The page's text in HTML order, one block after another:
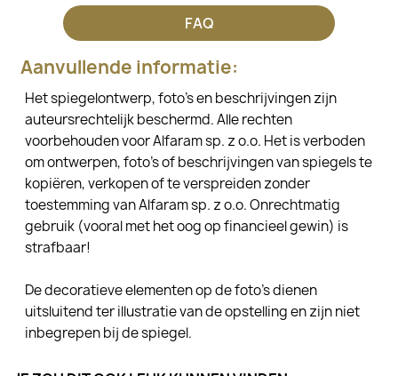
FAQ
Aanvullende informatie:
Het spiegelontwerp, foto's en beschrijvingen zijn
auteursrechtelijk beschermd. Alle rechten
voorbehouden voor Alfaram sp. z o.o. Het is verboden
om ontwerpen, foto's of beschrijvingen van spiegels te
kopiëren, verkopen of te verspreiden zonder
toestemming van Alfaram sp. z o.o. Onrechtmatig
gebruik (vooral met het oog op financieel gewin) is
strafbaar!
De decoratieve elementen op de foto's dienen
uitsluitend ter illustratie van de opstelling en zijn niet
inbegrepen bij de spiegel.